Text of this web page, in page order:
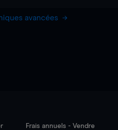
avancées
Frais annuels - Vendre